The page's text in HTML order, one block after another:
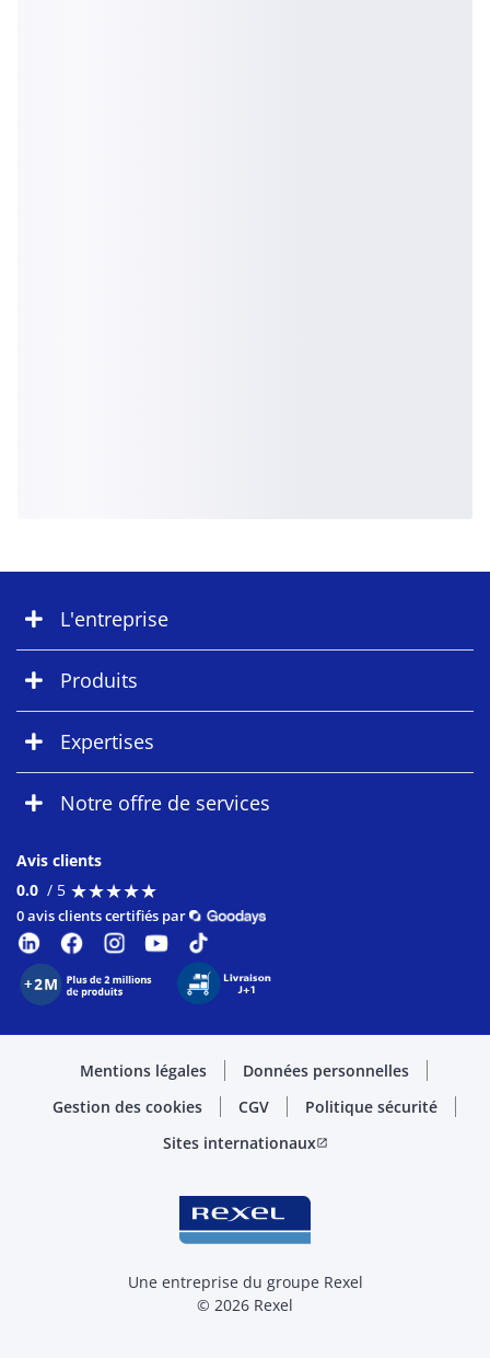
L'entreprise
Produits
Expertises
Notre offre de services
Avis clients
0.0 / 5 ★★★★★
★★★★★
0 avis clients certifiés par
Mentions légales
Données personnelles
Gestion des cookies
CGV
Politique sécurité
Sites internationauxopen_in_new
Une entreprise du groupe Rexel
© 2026 Rexel